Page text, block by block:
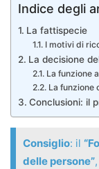
Indice degli
La fattispecie
I motivi di
La decisione
La funzione
La
Conclusioni: il
Consiglio: il
delle persone”